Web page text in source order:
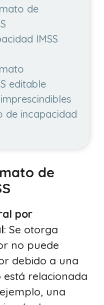
de
IMSS
editable
de incapacidad
de
por
: Se otorga
no puede
debido a una
relacionada
una